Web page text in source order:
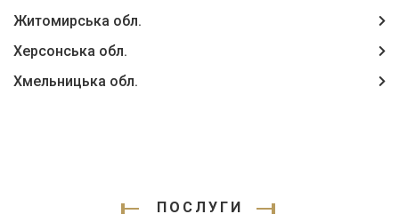
Житомирська обл.
Херсонська обл.
Хмельницька обл.
ПОСЛУГИ